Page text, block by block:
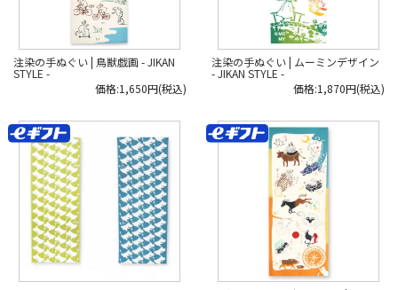
注染の手ぬぐい | 鳥獣戯画 - JIKAN
STYLE -
価格:1,650円(税込)
注染の手ぬぐい | ムーミンデザイン
- JIKAN STYLE -
価格:1,870円(税込)